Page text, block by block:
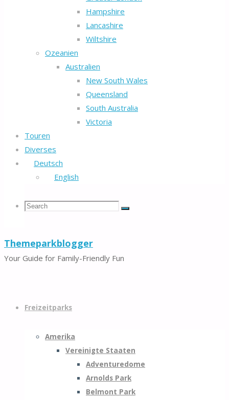
Hampshire
Lancashire
Wiltshire
Ozeanien
Australien
New South Wales
Queensland
South Australia
Victoria
Touren
Diverses
Deutsch
English
Search
Search
for:
Search
Themeparkblogger
Your Guide for Family-Friendly Fun
Freizeitparks
Amerika
Vereinigte Staaten
Adventuredome
Arnolds Park
Belmont Park